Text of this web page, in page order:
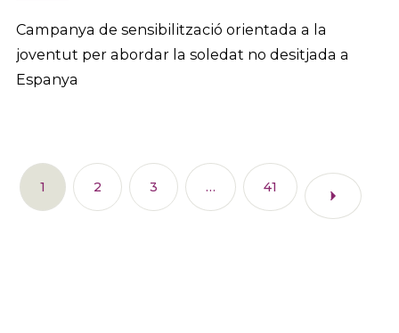
Campanya de sensibilització orientada a la
joventut per abordar la soledat no desitjada a
Espanya
1 2 3 … 41